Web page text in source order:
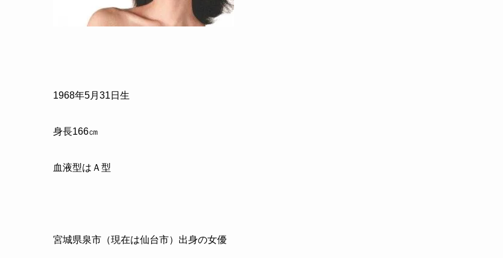
1968年5月 31 日生
身長166㎝
血液型はＡ型
宮城県泉市（現在は仙台市）出身の女優